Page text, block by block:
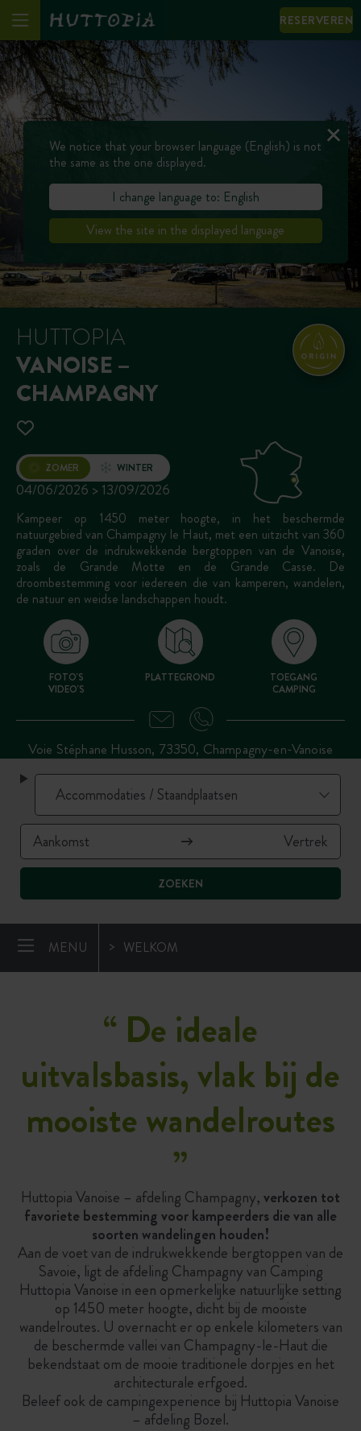
RESERVEREN
ZOEKEN
HUTTOPIA
VANOISE –
CHAMPAGNY
Opening
04/06/2026 > 13/09/2026
WINTER
ZOMER
Kampeer op 1450 meter hoogte, in het beschermde
natuurgebied van Champagny le Haut, met een uitzicht van 360
graden over de indrukwekkende bergtoppen van de Vanoise,
zoals de Grande Motte en de Grande Casse. De
droombestemming voor iedereen die van kamperen, wandelen,
de natuur en weidse landschappen houdt.
FOTO'S
VIDEO'S
PLATTEGROND
TOEGANG
CAMPING
Voie Stéphane Husson, 73350, Champagny-en-Vanoise
MENU WELKOM
“ De ideale
uitvalsbasis, vlak bij de
mooiste wandelroutes
”
Huttopia Vanoise – afdeling Champagny,verkozen tot
favoriete bestemming voor kampeerders die van alle
soorten wandelingen houden!
Aan de voet van de indrukwekkende bergtoppen van de
Savoie, ligt de afdeling Champagny van Camping
Huttopia Vanoise in een opmerkelijke natuurlijke setting
op 1450 meter hoogte, dicht bij de mooiste
wandelroutes. U overnacht er op enkele kilometers van
de beschermde vallei van Champagny-le-Haut die
bekendstaat om de mooie traditionele dorpjes en het
architecturale erfgoed.
Beleef ook de campingexperience bij Huttopia Vanoise
– afdeling Bozel.
We notice that your browser language (English) is not
the same as the one displayed.
I change language to: English
View the site in the displayed language